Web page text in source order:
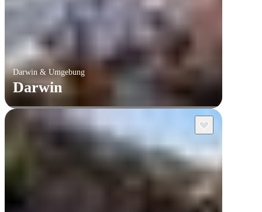
Darwin & Umgebung
Darwin